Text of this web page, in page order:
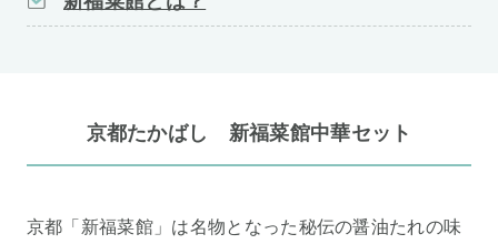
京都たかばし 新福菜館中華セット
京都「新福菜館」は名物となった秘伝の醤油たれの味